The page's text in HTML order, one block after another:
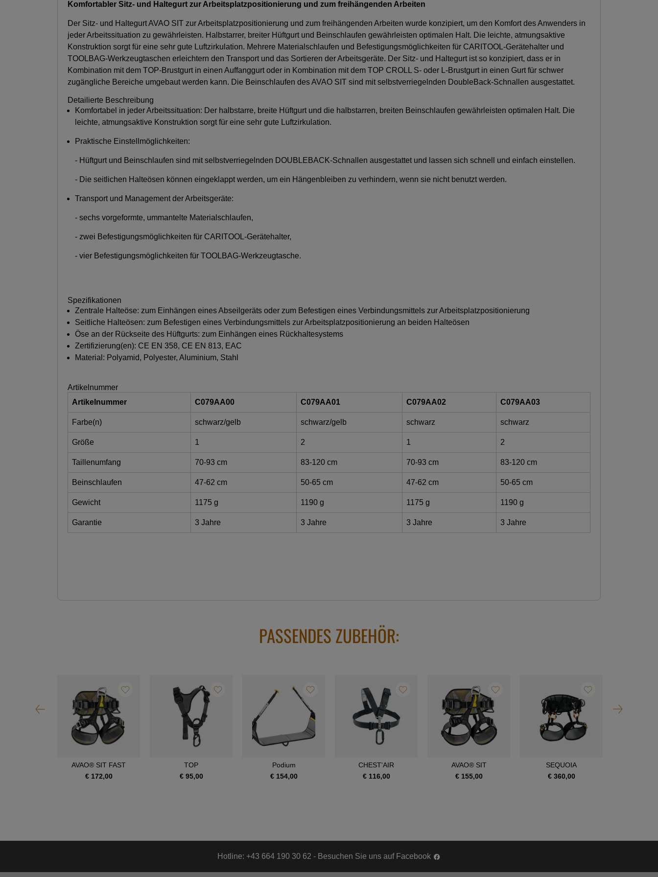
Komfortabler Sitz- und Haltegurt zur Arbeitsplatzpositionierung und zum freihängenden Arbeiten
Der Sitz- und Haltegurt AVAO SIT zur Arbeitsplatzpositionierung und zum freihängenden Arbeiten wurde konzipiert, um den Komfort des Anwenders in
jeder Arbeitssituation zu gewährleisten. Halbstarrer, breiter Hüftgurt und Beinschlaufen gewährleisten optimalen Halt. Die leichte, atmungsaktive
Konstruktion sorgt für eine sehr gute Luftzirkulation. Mehrere Materialschlaufen und Befestigungsmöglichkeiten für CARITOOL-Gerätehalter und
TOOLBAG-Werkzeugtaschen erleichtern den Transport und das Sortieren der Arbeitsgeräte. Der Sitz- und Haltegurt ist so konzipiert, dass er in
Kombination mit dem TOP-Brustgurt in einen Auffanggurt oder in Kombination mit dem TOP CROLL S- oder L-Brustgurt in einen Gurt für schwer
zugängliche Bereiche umgebaut werden kann. Die Beinschlaufen des AVAO SIT sind mit selbstverriegelnden DoubleBack-Schnallen ausgestattet.
Detailierte Beschreibung
Komfortabel in jeder Arbeitssituation: Der halbstarre, breite Hüftgurt und die halbstarren, breiten Beinschlaufen gewährleisten optimalen Halt. Die
leichte, atmungsaktive Konstruktion sorgt für eine sehr gute Luftzirkulation.
Praktische Einstellmöglichkeiten:
- Hüftgurt und Beinschlaufen sind mit selbstverriegelnden DOUBLEBACK-Schnallen ausgestattet und lassen sich schnell und einfach einstellen.
- Die seitlichen Halteösen können eingeklappt werden, um ein Hängenbleiben zu verhindern, wenn sie nicht benutzt werden.
Transport und Management der Arbeitsgeräte:
- sechs vorgeformte, ummantelte Materialschlaufen,
- zwei Befestigungsmöglichkeiten für CARITOOL-Gerätehalter,
- vier Befestigungsmöglichkeiten für TOOLBAG-Werkzeugtasche.
Spezifikationen
Zentrale Halteöse: zum Einhängen eines Abseilgeräts oder zum Befestigen eines Verbindungsmittels zur Arbeitsplatzpositionierung
Seitliche Halteösen: zum Befestigen eines Verbindungsmittels zur Arbeitsplatzpositionierung an beiden Halteösen
Öse an der Rückseite des Hüftgurts: zum Einhängen eines Rückhaltesystems
Zertifizierung(en): CE EN 358, CE EN 813, EAC
Material: Polyamid, Polyester, Aluminium, Stahl
Artikelnummer
Artikelnummer
C079AA00 C079AA01 C079AA02 C079AA03
Farbe(n) schwarz/gelb schwarz/gelb schwarz schwarz
Größe 1 2 1 2
Taillenumfang 70-93 cm 83-120 cm 70-93 cm 83-120 cm
Beinschlaufen 47-62 cm 50-65 cm 47-62 cm 50-65 cm
Gewicht 1175 g 1190 g 1175 g 1190 g
Garantie 3 Jahre 3 Jahre 3 Jahre 3 Jahre
PASSENDES ZUBEHÖR:
AVAO® SIT FAST
€ 172,00
TOP
€ 95,00
Podium
€ 154,00
CHEST'AIR
€ 116,00
AVAO® SIT
€ 155,00
SEQUOIA
€ 360,00
Hotline: +43 664 190 30 62 - Besuchen Sie uns auf Facebook